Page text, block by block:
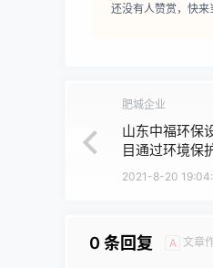
还没有人赞赏，快来
肥城企业
山东中福环保
目通过环境保
2021-8-20
0 条回复 A 文章